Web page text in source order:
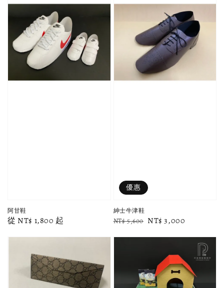
阿甘鞋
Regular
從 NT$ 1,800 起
優惠
紳士牛津鞋
Regular
NT$ 5,600 Sale
NT$ 3,000